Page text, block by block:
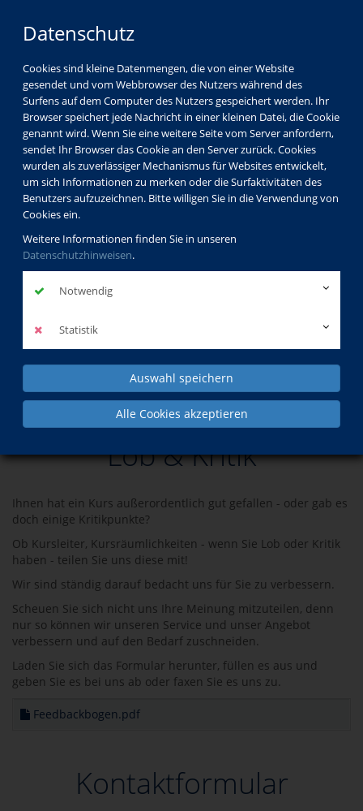
Datenschutz
Cookies sind kleine Datenmengen, die von einer Website
gesendet und vom Webbrowser des Nutzers während des
Surfens auf dem Computer des Nutzers gespeichert werden. Ihr
Browser speichert jede Nachricht in einer kleinen Datei, die Cookie
genannt wird. Wenn Sie eine weitere Seite vom Server anfordern,
sendet Ihr Browser das Cookie an den Server zurück. Cookies
wurden als zuverlässiger Mechanismus für Websites entwickelt,
um sich Informationen zu merken oder die Surfaktivitäten des
Benutzers aufzuzeichnen. Bitte willigen Sie in die Verwendung von
Cookies ein.
Weitere Informationen finden Sie in unseren
Datenschutzhinweisen.
Notwendig
Statistik
Auswahl speichern
Alle Cookies akzeptieren
Lob & Kritik
Lob & Kritik
Ihnen hat ein Kurs außerordentlich gut gefallen - oder gab es
doch einige Kritikpunkte?
Ob Kursleiter, Kursräumlichkeiten - wenn Sie Lob oder Kritik
haben - teilen Sie uns diese mit!
Wir sind ständig darauf bedacht uns für Sie zu verbessern.
Scheuen Sie sich nicht uns Ihre Meinung mitzuteilen, denn
nur so können wir unseren Service und unser Angebot
verbessern und auf den Bedarf zuschneiden.
Laden Sie sich das Formular herunter, füllen es aus und
geben Sie es bei uns ab oder faxen Sie es uns zu.
Feedbackbogen.pdf
Kontaktformular